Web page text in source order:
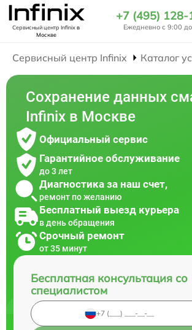
Сервисный центр Infinixв
Москве
+7 (495)
Ежедневно с 9:00
Сервисный центр Infinix Каталог
Сохранение данных
Infinix в Москве
Официальный сервис
Гарантийное обслуживание
до 3 лет
Диагностика за наш счет,
ремонт по желанию
Бесплатный выезд курьера
в день обращения
Срочный ремонт
от 35 минут
Бесплатная консультация со
специалистом